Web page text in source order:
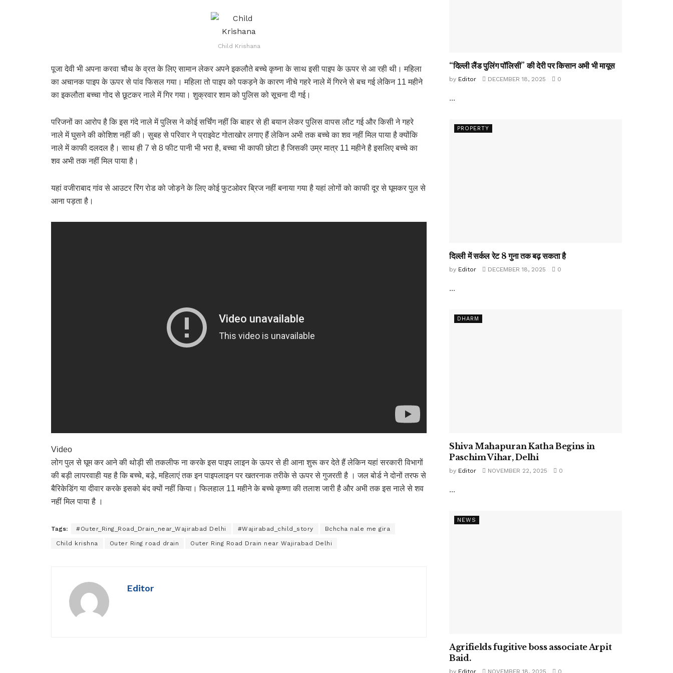
Child Krishana
पूजा देवी भी अपना करवा चौथ के व्रत के लिए सामान लेकर अपने इकलौते बच्चे कृष्ना के साथ इसी पाइप के ऊपर से आ रही थी। महिला
का अचानक पाइप के ऊपर से पांव फिसल गया। महिला तो पाइप को पकड़ने के कारण नीचे गहरे नाले में गिरने से बच गई लेकिन 11 महीने
का इकलौता बच्चा गोद से छूटकर नाले में गिर गया। शुक्रवार शाम को पुलिस को सूचना दी गई।
परिजनों का आरोप है कि इस गंदे नाले में पुलिस ने कोई सर्चिंग नहीं कि बाहर से ही बयान लेकर पुलिस वापस लौट गई और किसी ने गहरे
नाले में घुसने की कोशिश नहीं की। सुबह से परिवार ने प्राइवेट गोताखोर लगाए हैं लेकिन अभी तक बच्चे का शव नहीं मिल पाया है क्योंकि
नाले में काफी दलदल है। साथ ही 7 से 8 फीट पानी भी भरा है, बच्चा भी काफी छोटा है जिसकी उम्र मात्र 11 महीने है इसलिए बच्चे का
शव अभी तक नहीं मिल पाया है।
यहां वजीराबाद गांव से आउटर रिंग रोड को जोड़ने के लिए कोई फुटओवर ब्रिज नहीं बनाया गया है यहां लोगों को काफी दूर से घूमकर पुल से
आना पड़ता है।
Video
लोग पुल से घूम कर आने की थोड़ी सी तकलीफ ना करके इस पाइप लाइन के ऊपर से ही आना शुरू कर देते हैं लेकिन यहां सरकारी विभागों
की बड़ी लापरवाही यह है कि बच्चे, बड़े, महिलाएं तक इन पाइपलाइन पर खतरनाक तरीके से ऊपर से गुजरती है । जल बोर्ड ने दोनों तरफ से
बैरिकेडिंग या दीवार करके इसको बंद क्यों नहीं किया। फिलहाल 11 महीने के बच्चे कृष्णा की तलाश जारी है और अभी तक इस नाले से शव
नहीं मिल पाया है ।
Tags: #Outer_Ring_Road_Drain_near_Wajirabad Delhi #Wajirabad_child_story Bchcha nale me gira
Child krishna Outer Ring road drain Outer Ring Road Drain near Wajirabad Delhi
Editor
“दिल्ली लैंड पुलिंग पॉलिसी” की देरी पर किसान अभी भी मायूस
by Editor DECEMBER 18, 2025 0
...
PROPERTY
दिल्ली में सर्कल रेट 8 गुना तक बढ़ सकता है
by Editor DECEMBER 18, 2025 0
...
DHARM
Shiva Mahapuran Katha Begins in
Paschim Vihar, Delhi
by Editor NOVEMBER 22, 2025 0
...
NEWS
Agrifields fugitive boss associate Arpit
Baid.